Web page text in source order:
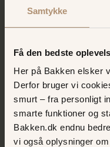
Samtykke
Få den bedste
Her på Bakken elsker
Derfor bruger vi
smurt – fra personligt
smarte funktioner og
Bakken.dk endnu
vi også oplysninger
Sus i maven og vind i
SE FORLYSTELSE